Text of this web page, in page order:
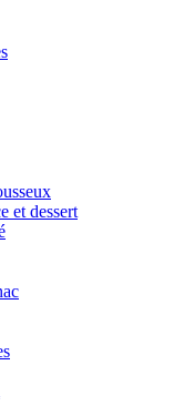
et dessert